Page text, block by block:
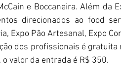
e Boccaneira. Além da
direcionados ao food
Expo Pão Artesanal, Expo
dos profissionais é
o valor da entrada é R$ 350.